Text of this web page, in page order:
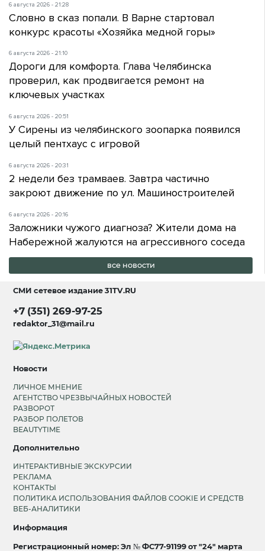
6 августа 2026 - 21:28
Словно в сказ попали. В Варне стартовал
конкурс красоты «Хозяйка медной горы»
6 августа 2026 - 21:10
Дороги для комфорта. Глава Челябинска
проверил, как продвигается ремонт на
ключевых участках
6 августа 2026 - 20:51
У Сирены из челябинского зоопарка появился
целый пентхаус с игровой
6 августа 2026 - 20:31
2 недели без трамваев. Завтра частично
закроют движение по ул. Машиностроителей
6 августа 2026 - 20:16
Заложники чужого диагноза? Жители дома на
Набережной жалуются на агрессивного соседа
все новости
СМИ сетевое издание31TV.RU
+7 (351) 269-97-25
redaktor_31@mail.ru
Новости
ЛИЧНОЕ МНЕНИЕ
АГЕНТСТВО ЧРЕЗВЫЧАЙНЫХ НОВОСТЕЙ
РАЗВОРОТ
РАЗБОР ПОЛЕТОВ
BEAUTYTIME
Дополнительно
ИНТЕРАКТИВНЫЕ ЭКСКУРСИИ
РЕКЛАМА
КОНТАКТЫ
ПОЛИТИКА ИСПОЛЬЗОВАНИЯ ФАЙЛОВ COOKIE И СРЕДСТВ
ВЕБ-АНАЛИТИКИ
Информация
Регистрационный номер: Эл № ФС77-91199 от "24" марта